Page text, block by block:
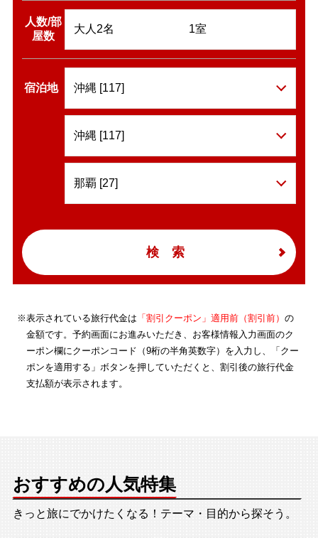
人数/部
屋数
宿泊地
検索
※表示されている旅行代金は 「割引クーポン」適用前（割引前） の
金額です。予約画面にお進みいただき、お客様情報入力画面のク
ーポン欄にクーポンコード（9桁の半角英数字）を入力し、「クー
ポンを適用する」ボタンを押していただくと、割引後の旅行代金
支払額が表示されます。
おすすめの人気特集
きっと旅にでかけたくなる！テーマ・目的から探そう。